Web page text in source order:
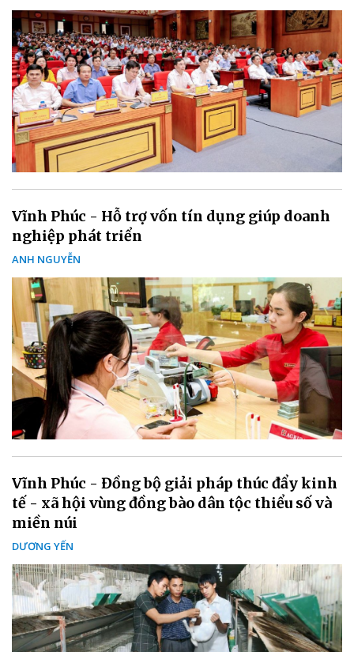
Vĩnh Phúc - Hỗ trợ vốn tín dụng giúp doanh
nghiệp phát triển
ANH NGUYỄN
Vĩnh Phúc - Đồng bộ giải pháp thúc đẩy kinh
tế - xã hội vùng đồng bào dân tộc thiểu số và
miền núi
DƯƠNG YẾN